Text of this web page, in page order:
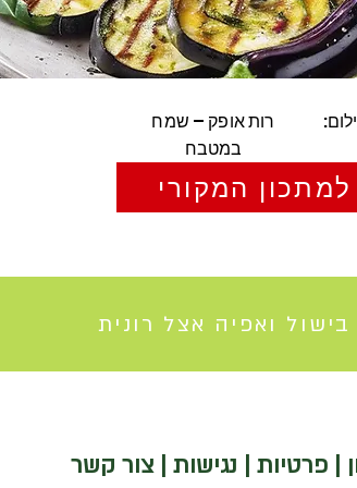
רות אופק – שמח
במטבח
למתכון המקורי
ואפיה אצל רונית
|פרטיות נגישות |צור קשר